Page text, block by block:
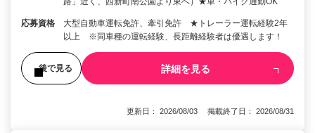
応募資格
大型自動車運転免許、牽引免許 ★トレーラー運転経験2年
以上 ※同車種の運転経験、長距離経験者は優遇します！
後で見る 詳細を見る
更新日： 2026/08/03 掲載終了日： 2026/08/31